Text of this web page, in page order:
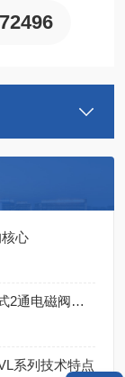
心
PKA Series--日本CKD空气用先导突跳式2通电磁阀的操作规范
系列技术特点